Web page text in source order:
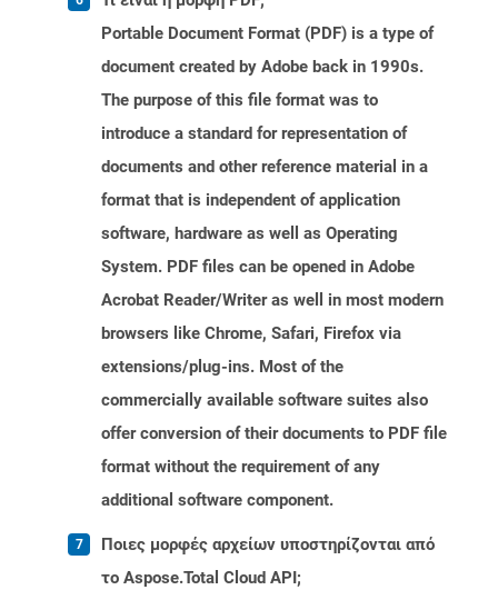
Portable Document Format (PDF) is a type of
document created by Adobe back in 1990s.
The purpose of this file format was to
introduce a standard for representation of
documents and other reference material in a
format that is independent of application
software, hardware as well as Operating
System. PDF files can be opened in Adobe
Acrobat Reader/Writer as well in most modern
browsers like Chrome, Safari, Firefox via
extensions/plug-ins. Most of the
commercially available software suites also
offer conversion of their documents to PDF file
format without the requirement of any
additional software component.
Ποιες μορφές αρχείων υποστηρίζονται από
το Aspose.Total Cloud API;